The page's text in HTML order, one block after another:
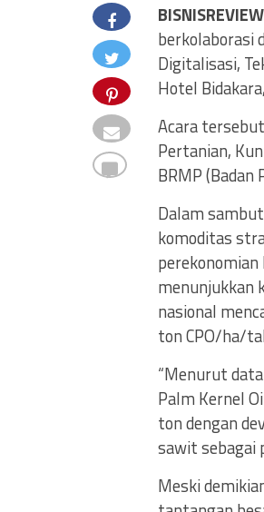
berkolaborasi
Digitalisasi,
Hotel
Acara
Pertanian,
BRMP
Dalam
komoditas
menunjukkan
nasional
ton CPO/ha/
“Menurut
Palm Kernel
ton dengan
sawit sebagai
Meski